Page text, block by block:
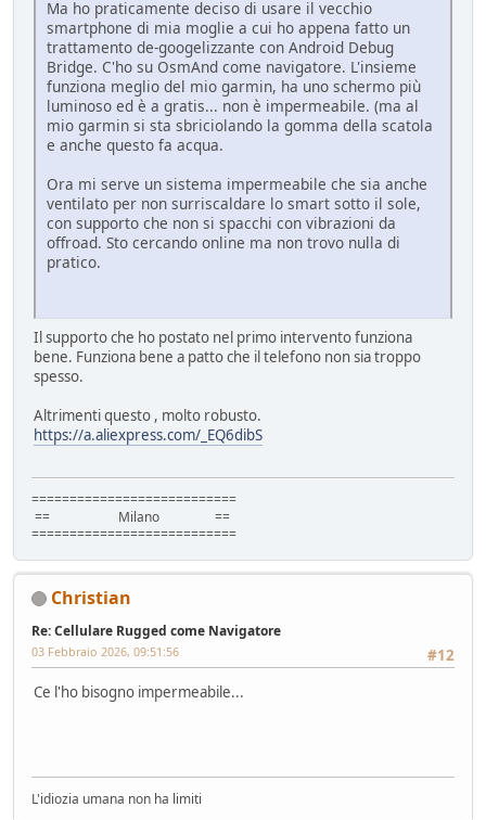
Ma ho praticamente deciso di usare il vecchio
smartphone di mia moglie a cui ho appena fatto un
trattamento de-googelizzante con Android Debug
Bridge. C'ho su OsmAnd come navigatore. L'insieme
funziona meglio del mio garmin, ha uno schermo più
luminoso ed è a gratis... non è impermeabile. (ma al
mio garmin si sta sbriciolando la gomma della scatola
e anche questo fa acqua.
Ora mi serve un sistema impermeabile che sia anche
ventilato per non surriscaldare lo smart sotto il sole,
con supporto che non si spacchi con vibrazioni da
offroad. Sto cercando online ma non trovo nulla di
pratico.
Il supporto che ho postato nel primo intervento funziona
bene. Funziona bene a patto che il telefono non sia troppo
spesso.
Altrimenti questo , molto robusto.
https://a.aliexpress.com/_EQ6dibS
===========================
== Milano ==
===========================
Christian
Re: Cellulare Rugged come Navigatore
#12
03 Febbraio 2026, 09:51:56
Ce l'ho bisogno impermeabile...
L'idiozia umana non ha limiti